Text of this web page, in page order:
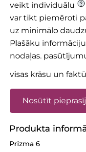
veikt individuālu
var tikt piemēroti
uz minimālo
Plašāku
nodaļas.
visas krāsu un
Nosūtīt
Produkta
Prizma 6